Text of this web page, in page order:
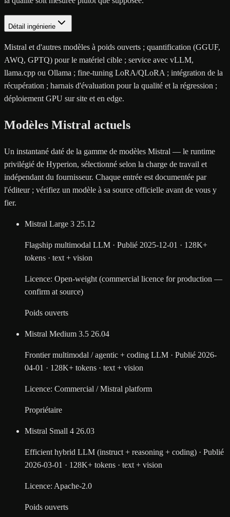
Détail ingénierie
Mistral et d'autres modèles à poids ouverts ; quantification (GGUF,
AWQ, GPTQ) pour le matériel cible ; service avec vLLM,
llama.cpp ou Ollama ; fine-tuning LoRA/QLoRA ; intégration de la
récupération ; harnais d'évaluation pour la qualité et la régression ;
déploiement GPU sur site et en edge.
Modèles Mistral actuels
Un instantané daté de la gamme de modèles Mistral — le runtime
privilégié de Hyperion, sélectionné selon la charge de travail et
indépendant du fournisseur. Chaque entrée est documentée par
l'éditeur ; vérifiez un modèle à sa source officielle avant de vous y
fier.
Mistral Large 3 25.12
Flagship multimodal LLM · Publié 2025-12-01 · 128K+
tokens · text + vision
Licence: Open-weight (commercial licence for production —
confirm at source)
Poids ouverts
Mistral Medium 3.5 26.04
Frontier multimodal / agentic + coding LLM · Publié 2026-
04-01 · 128K+ tokens · text + vision
Licence: Commercial / Mistral platform
Propriétaire
Mistral Small 4 26.03
Efficient hybrid LLM (instruct + reasoning + coding) · Publié
2026-03-01 · 128K+ tokens · text + vision
Licence: Apache-2.0
Poids ouverts